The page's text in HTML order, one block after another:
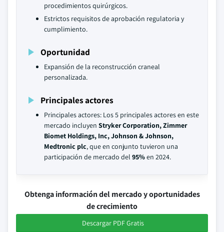
procedimientos quirúrgicos.
Estrictos requisitos de aprobación regulatoria y
cumplimiento.
Oportunidad
Expansión de la reconstrucción craneal
personalizada.
Principales actores
Principales actores: Los 5 principales actores en este
mercado incluyen Stryker Corporation, Zimmer
Biomet Holdings, Inc, Johnson & Johnson,
Medtronic plc, que en conjunto tuvieron una
participación de mercado del 95%en 2024.
Obtenga información del mercado y oportunidades
de crecimiento
Descargar PDF Gratis